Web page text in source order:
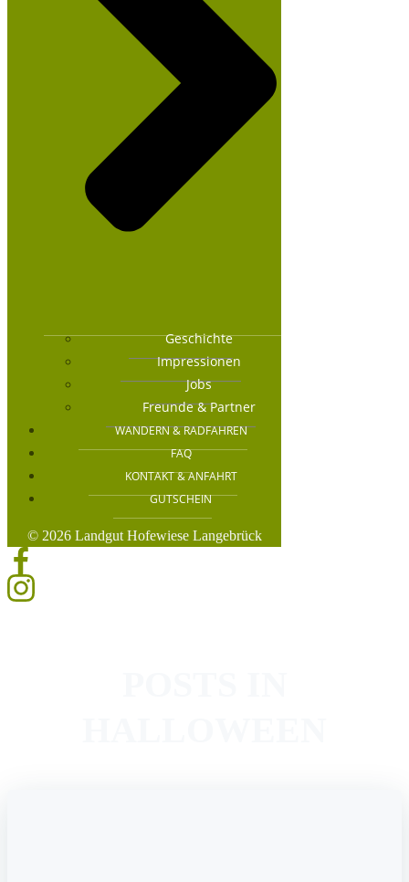
Geschichte
Impressionen
Jobs
Freunde & Partner
WANDERN & RADFAHREN
FAQ
KONTAKT & ANFAHRT
GUTSCHEIN
© 2026 Landgut Hofewiese Langebrück